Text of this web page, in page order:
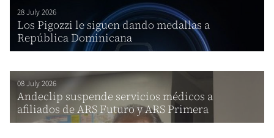
28 July 2026
Los Pigozzi le siguen dando medallas a
República Dominicana
08 July 2026
Andeclip suspende servicios médicos a
afiliados de ARS Futuro y ARS Primera